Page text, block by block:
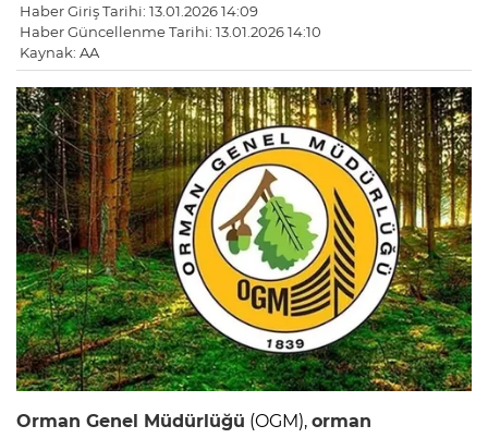
Haber Giriş Tarihi: 13.01.2026 14:09
Haber Güncellenme Tarihi: 13.01.2026 14:10
Kaynak: AA
Orman Genel Müdürlüğü (OGM), orman